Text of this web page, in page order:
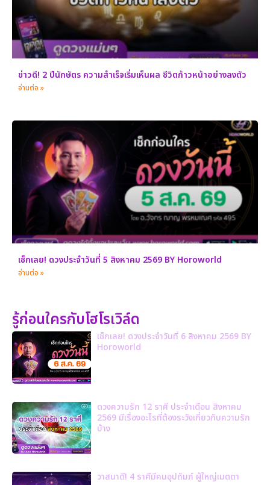
ข่าวดี! 2 ปีนักษัตร ความสำเร็จเริ่มเห็นผล ชีวิตก้าวหน้าอย่างลงตัว
อ่านต่อ »
เช็กเลย! ดวงประจำวันที่ 5 สิงหาคม 2569 BY Horoworld
อ่านต่อ »
รู้ก่อนใครกับโฮโรเวิล์ด
เช็กเลย! ดวงประจำวันที่ 6 สิงหาคม 2569 BY
Horoworld
ดวงความรัก 12 ราศี ประจำเดือน สิงหาคม
2569 มีเรื่องอะไรที่ต้องระวังเกี่ยวกับความรัก
บ้าง
วาสนาดี! 4 ราศีมีคนอุปถัมภ์ ผู้ใหญ่เมตตา